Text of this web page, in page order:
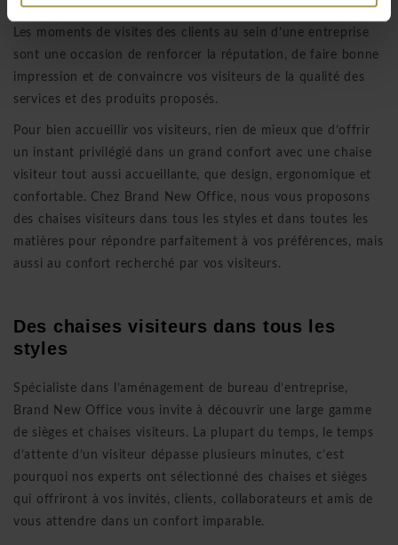
Les moments de visites des clients au sein d’une entreprise
sont une occasion de renforcer la réputation, de faire bonne
impression et de convaincre vos visiteurs de la qualité des
services et des produits proposés.
Pour bien accueillir vos visiteurs, rien de mieux que d’offrir
un instant privilégié dans un grand confort avec une chaise
visiteur tout aussi accueillante, que design, ergonomique et
confortable. Chez Brand New Office, nous vous proposons
des chaises visiteurs dans tous les styles et dans toutes les
matières pour répondre parfaitement à vos préférences, mais
aussi au confort recherché par vos visiteurs.
Des chaises visiteurs dans tous les
styles
Spécialiste dans l’aménagement de bureau d’entreprise,
Brand New Office vous invite à découvrir une large gamme
de sièges et chaises visiteurs. La plupart du temps, le temps
d’attente d’un visiteur dépasse plusieurs minutes, c’est
pourquoi nos experts ont sélectionné des chaises et sièges
qui offriront à vos invités, clients, collaborateurs et amis de
vous attendre dans un confort imparable.